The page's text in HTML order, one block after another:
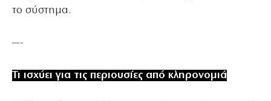
το σύστημα.
—-
Τι ισχύει για τις περιουσίες από κληρονομιά